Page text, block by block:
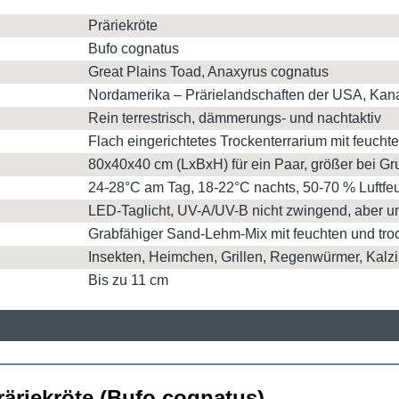
Präriekröte
Bufo cognatus
Great Plains Toad, Anaxyrus cognatus
Nordamerika – Prärielandschaften der USA,
Rein terrestrisch, dämmerungs- und nachtaktiv
Flach eingerichtetes Trockenterrarium mit
80x40x40 cm (LxBxH) für ein Paar, größer bei
24-28°C am Tag, 18-22°C nachts, 50-70 %
LED-Taglicht, UV-A/UV-B nicht zwingend, aber
Grabfähiger Sand-Lehm-Mix mit feuchten und
Insekten, Heimchen, Grillen, Regenwürmer,
Bis zu 11 cm